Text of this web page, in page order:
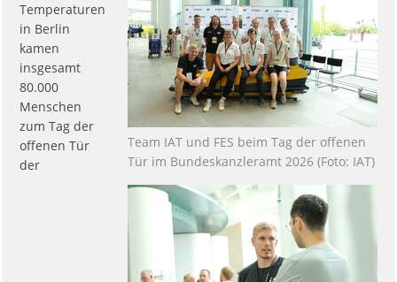
Team IAT und FES beim Tag der offenen
Tür im Bundeskanzleramt 2026 (Foto: IAT)
Temperaturen
in Berlin
kamen
insgesamt
80.000
Menschen
zum Tag der
offenen Tür
der